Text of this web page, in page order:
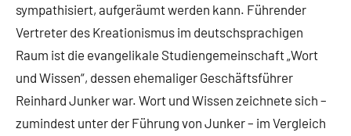
sympathisiert, aufgeräumt werden kann. Führender
Vertreter des Kreationismus im deutschsprachigen
Raum ist die evangelikale Studiengemeinschaft „Wort
und Wissen“, dessen ehemaliger Geschäftsführer
Reinhard Junker war. Wort und Wissen zeichnete sich –
zumindest unter der Führung von Junker – im Vergleich